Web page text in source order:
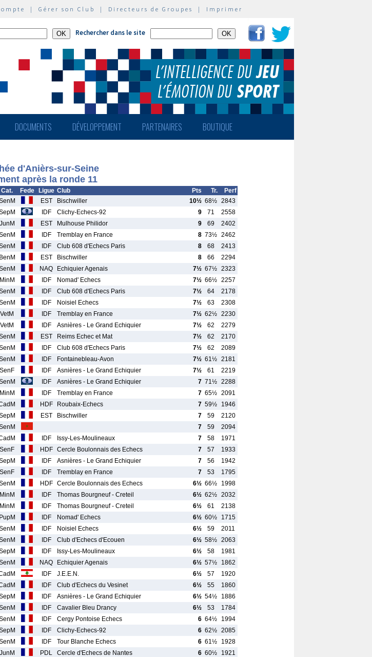
| Gérer son Club | Directeurs de Groupes | Imprimer
Rechercher dans le site
DOCUMENTS DÉVELOPPEMENT PARTENAIRES BOUTIQUE
d'Anièrs-sur-Seine
après la ronde 11
Cat. Fede Ligue Club Pts Tr.
Perf
EST Bischwiller 10½ 68½
2843
IDF Clichy-Echecs-92 9 71
2558
JunM EST Mulhouse Philidor 9 69
2402
IDF Tremblay en France 8 73½
2462
IDF Club 608 d'Echecs Paris 8 68
2413
BenM EST Bischwiller 8 66
2294
NAQ Echiquier Agenais 7½ 67½
2323
MinM IDF Nomad' Echecs 7½ 66½
2257
IDF Club 608 d'Echecs Paris 7½ 64
2178
IDF Noisiel Echecs 7½ 63
2308
VetM IDF Tremblay en France 7½ 62½
2230
VetM IDF Asnières - Le Grand Echiquier 7½ 62
2279
EST Reims Echec et Mat 7½ 62
2170
IDF Club 608 d'Echecs Paris 7½ 62
2089
IDF Fontainebleau-Avon 7½ 61½
2181
SenF IDF Asnières - Le Grand Echiquier 7½ 61
2219
IDF Asnières - Le Grand Echiquier 7 71½
2288
MinM IDF Tremblay en France 7 65½
2091
HDF Roubaix-Echecs 7 59½
1946
EST Bischwiller 7 59
2120
7 59
2094
IDF Issy-Les-Moulineaux 7 58
1971
SenF HDF Cercle Boulonnais des Echecs 7 57
1933
IDF Asnières - Le Grand Echiquier 7 56
1942
SenF IDF Tremblay en France 7 53
1795
HDF Cercle Boulonnais des Echecs 6½ 66½
1998
MinM IDF Thomas Bourgneuf - Creteil 6½ 62½
2032
MinM IDF Thomas Bourgneuf - Creteil 6½ 61
2138
PupM IDF Nomad' Echecs 6½ 60½
1715
IDF Noisiel Echecs 6½ 59
2011
IDF Club d'Echecs d'Ecouen 6½ 58½
2063
IDF Issy-Les-Moulineaux 6½ 58
1981
NAQ Echiquier Agenais 6½ 57½
1862
IDF J.E.E.N. 6½ 57
1920
IDF Club d'Echecs du Vesinet 6½ 55
1860
IDF Asnières - Le Grand Echiquier 6½ 54½
1886
IDF Cavalier Bleu Drancy 6½ 53
1784
IDF Cergy Pontoise Echecs 6 64½
1994
IDF Clichy-Echecs-92 6 62½
2085
IDF Tour Blanche Echecs 6 61½
1928
JunM PDL Cercle d'Echecs de Nantes 6 60½
1921